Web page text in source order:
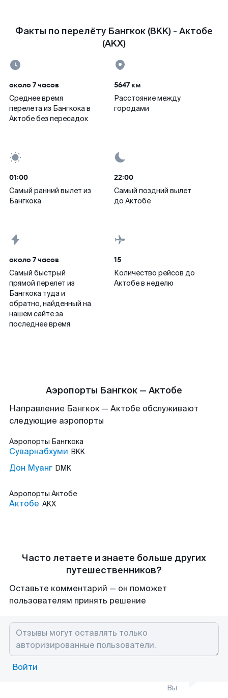
Факты по перелёту Бангкок (BKK) - Актобе
(AKX)
около 7 часов
Среднее время
перелета из Бангкока в
Актобе без пересадок
5647 км
Расстояние между
городами
01:00
Самый ранний вылет из
Бангкока
22:00
Самый поздний вылет
до Актобе
около 7 часов
Самый быстрый
прямой перелет из
Бангкока туда и
обратно, найденный на
нашем сайте за
последнее время
15
Количество рейсов до
Актобе в неделю
Аэропорты Бангкок — Актобе
Направление Бангкок — Актобе обслуживают
следующие аэропорты
Аэропорты Бангкока
Суварнабхуми BKK
Дон Муанг DMK
Аэропорты Актобе
Актобе AKX
Часто летаете и знаете больше других
путешественников?
Оставьте комментарий — он поможет
пользователям принять решение
Войти
Вы